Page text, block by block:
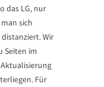
das LG, nur
sich
Wir
Seiten im
Für